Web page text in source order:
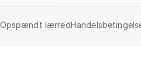
Opspændt lærred